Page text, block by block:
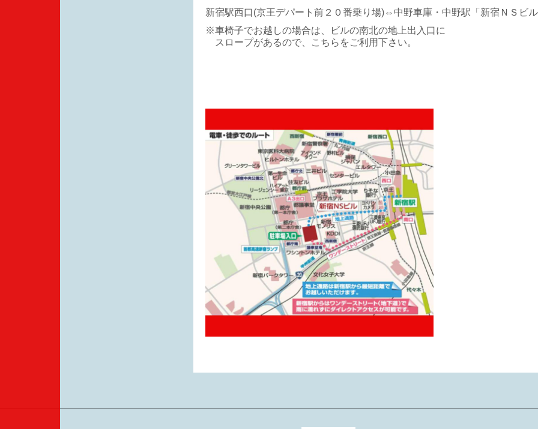
新宿駅西口(京王デパート前２０番乗り場)⇔中野車庫・中野駅「新宿ＮＳビ
※車椅子でお越しの場合は、ビルの南北の地上出入口に
スロープがあるので、こちらをご利用下さい。